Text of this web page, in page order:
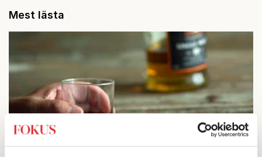
Mest lästa